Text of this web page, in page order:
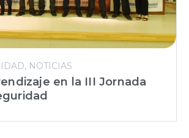
NOTICIAS
en la III Jornada